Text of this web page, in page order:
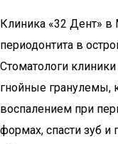
Клиника «32 Дент» в
периодонтита в
Стоматологи
гнойные гранулемы,
воспалением при
формах, спасти зуб и